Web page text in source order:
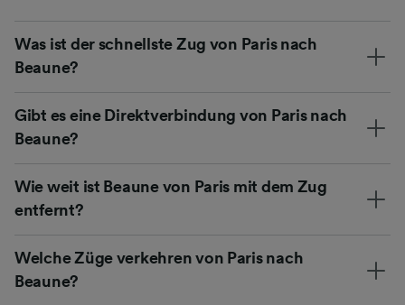
Was ist der schnellste Zug von Paris nach
Beaune?
Gibt es eine Direktverbindung von Paris nach
Beaune?
Wie weit ist Beaune von Paris mit dem Zug
entfernt?
Welche Züge verkehren von Paris nach
Beaune?